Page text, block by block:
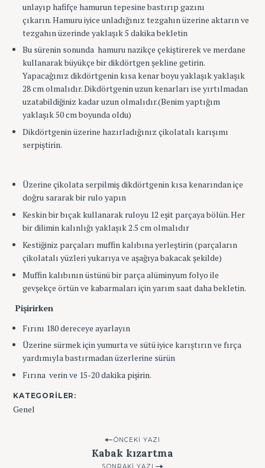
unlayıp hafifçe hamurun tepesine bastırıp gazını
çıkarın. Hamuru iyice unladığınız tezgahın üzerine aktarın ve
tezgahın üzerinde yaklaşık 5 dakika bekletin
Bu sürenin sonunda hamuru nazikçe çekiştirerek ve merdane
kullanarak büyükçe bir dikdörtgen şekline getirin.
Yapacağınız dikdörtgenin kısa kenar boyu yaklaşık yaklaşık
28 cm olmalıdır. Dikdörtgenin uzun kenarları ise yırtılmadan
uzatabildiğiniz kadar uzun olmalıdır.(Benim yaptığım
yaklaşık 50 cm boyunda oldu)
Dikdörtgenin üzerine hazırladığınız çikolatalı karışımı
serpiştirin.
Üzerine çikolata serpilmiş dikdörtgenin kısa kenarından içe
doğru sararak bir rulo yapın
Keskin bir bıçak kullanarak ruloyu 12 eşit parçaya bölün. Her
bir dilimin kalınlığı yaklaşık 2.5 cm olmalıdır
Kestiğiniz parçaları muffin kalıbına yerleştirin (parçaların
çikolatalı yüzleri yukarıya ve aşağıya bakacak şekilde)
Muffin kalıbının üstünü bir parça alüminyum folyo ile
gevşekçe örtün ve kabarmaları için yarım saat daha bekletin.
Pişirirken
Fırını 180 dereceye ayarlayın
Üzerine sürmek için yumurta ve sütü iyice karıştırın ve fırça
yardımıyla bastırmadan üzerlerine sürün
Fırına verin ve 15-20 dakika pişirin.
KATEGORILER
Genel
ÖNCEKI YAZI
Kabak kızartma